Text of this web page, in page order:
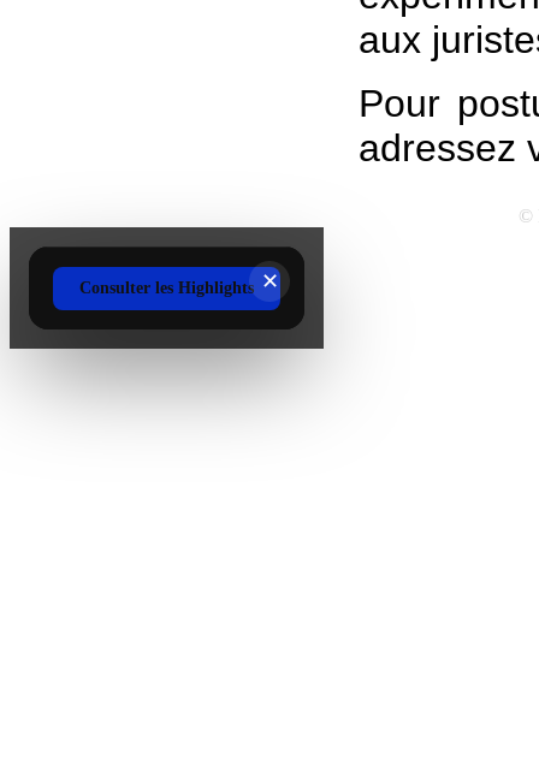
aux
Pour
adressez
©
✕
Consulter les Highlights